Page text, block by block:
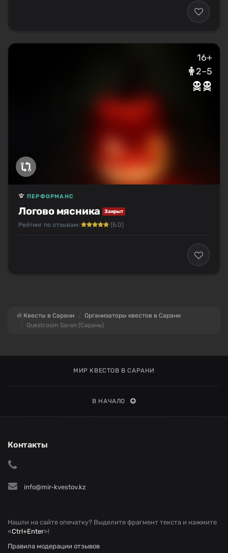
16+
2–5
Логово мясника Закрыт
ПЕРФОРМАНС
Рейтинг по отзывам: (5.0)
Квесты в Сарани
Организаторы квестов в Сарани
Questroom Saran (Сарань)
МИР КВЕСТОВ В САРАНИ
В НАЧАЛО
Контакты
info@mir-kvestov.kz
Нашли на сайте опечатку? Выделите фрагмент текста и нажмите
«Ctrl+Enter»!
Правила модерации отзывов